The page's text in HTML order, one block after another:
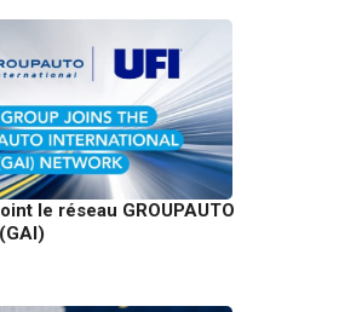
le réseau GROUPAUTO